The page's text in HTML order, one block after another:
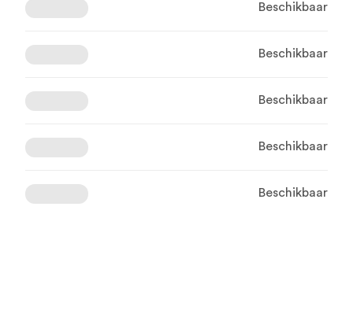
Beschikbaar
Beschikbaar
Beschikbaar
Beschikbaar
Beschikbaar